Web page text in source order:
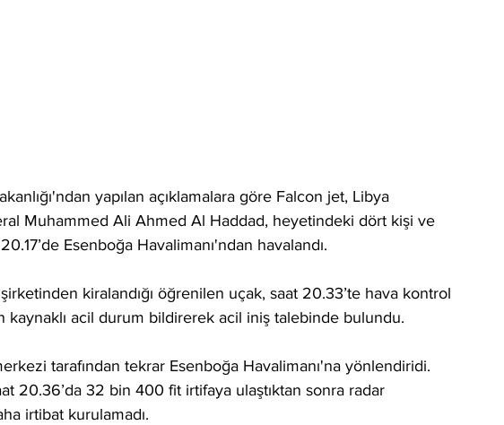
yapılan açıklamalara göre Falcon jet, Libya
Muhammed Ali Ahmed Al Haddad, heyetindeki dört kişi ve
Esenboğa Havalimanı'ndan havalandı.
kiralandığı öğrenilen uçak, saat 20.33’te hava kontrol
kaynaklı acil durum bildirerek acil iniş talebinde bulundu.
tarafından tekrar Esenboğa Havalimanı'na yönlendiridi.
20.36’da 32 bin 400 fit irtifaya ulaştıktan sonra radar
irtibat kurulamadı.